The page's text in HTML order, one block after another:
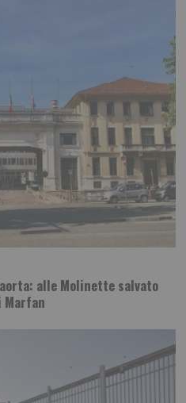
alle Molinette salvato
Marfan